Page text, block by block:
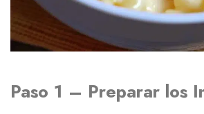
Paso 1 – Preparar los